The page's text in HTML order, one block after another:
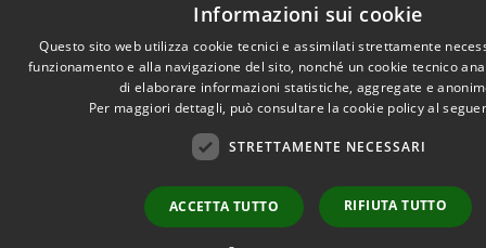
Informazioni sui cookie
Questo sito web utilizza cookie tecnici e assimilati strettamente
funzionamento e alla navigazione del sito, nonché un cookie tecnico
di elaborare informazioni statistiche, aggregate e
Per maggiori dettagli, può consultare la cookie policy al
STRETTAMENTE NECESSARI
ACCETTA TUTTO RIFIUTA TUTTO